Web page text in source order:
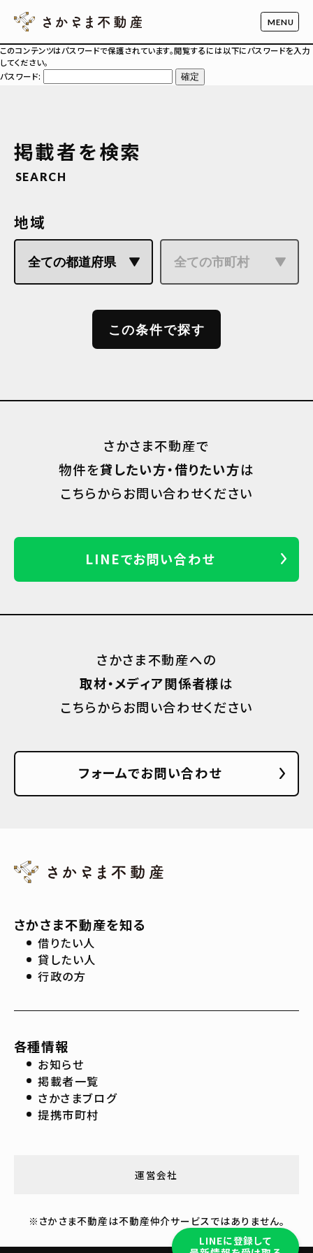
このコンテンツはパスワードで保護されています。閲覧するには以下にパスワードを入力
してください。
パスワード:
掲載者を検索
SEARCH
地域
LINEに登録して
さかさま不動産で
物件を貸したい方・借りたい方は
こちらからお問い合わせください
LINEでお問い合わせ
さかさま不動産への
取材・メディア関係者様は
こちらからお問い合わせください
フォームでお問い合わせ
さかさま不動産を知る
借りたい人
貸したい人
行政の方
各種情報
お知らせ
掲載者一覧
さかさまブログ
提携市町村
運営会社
※さかさま不動産は不動産仲介サービスではありません。